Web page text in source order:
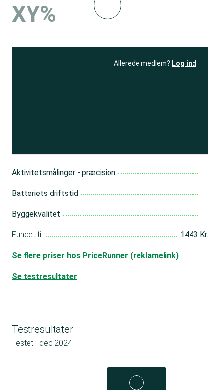
XY%
Allerede medlem? Log ind
Aktivitetsmålinger - præcision
Batteriets driftstid
Byggekvalitet
Fundet til 1443 Kr.
Se flere priser hos PriceRunner (reklamelink)
Se testresultater
Testresultater
Testet i dec 2024